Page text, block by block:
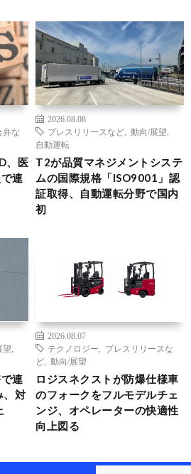
弁な
、医
連
2026.08.08
プレスリリースなど
動向/展望
自動運転
T2が品質マネジメントシステ
ムの国際規格「ISO9001」認
証取得、自動運転分野で国内
初
望
連
、対
2026.08.07
テクノロジー
プレスリリースな
ど
動向/展望
ロジスネクストが防爆仕様車
のフォークをフルモデルチェ
ンジ、オペレーターの快適性
向上図る